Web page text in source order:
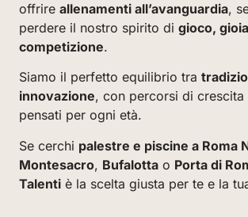
offrire allenamenti all’avanguardia,
perdere il nostro spirito di gioco,
competizione.
Siamo il perfetto equilibrio tra
innovazione, con percorsi di crescita
pensati per ogni età.
Se cerchi palestre e piscine a Roma
Montesacro, Bufalotta o Porta di
Talenti è la scelta giusta per te e la